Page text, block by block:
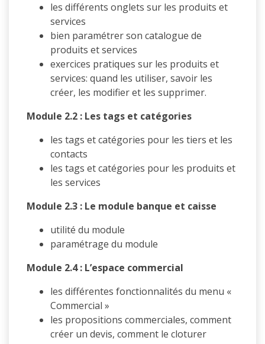
les différents onglets sur les produits et
services
bien paramétrer son catalogue de
produits et services
exercices pratiques sur les produits et
services: quand les utiliser, savoir les
créer, les modifier et les supprimer.
Module 2.2 : Les tags et catégories
les tags et catégories pour les tiers et les
contacts
les tags et catégories pour les produits et
les services
Module 2.3 : Le module banque et caisse
utilité du module
paramétrage du module
Module 2.4 : L’espace commercial
les différentes fonctionnalités du menu «
Commercial »
les propositions commerciales, comment
créer un devis, comment le cloturer